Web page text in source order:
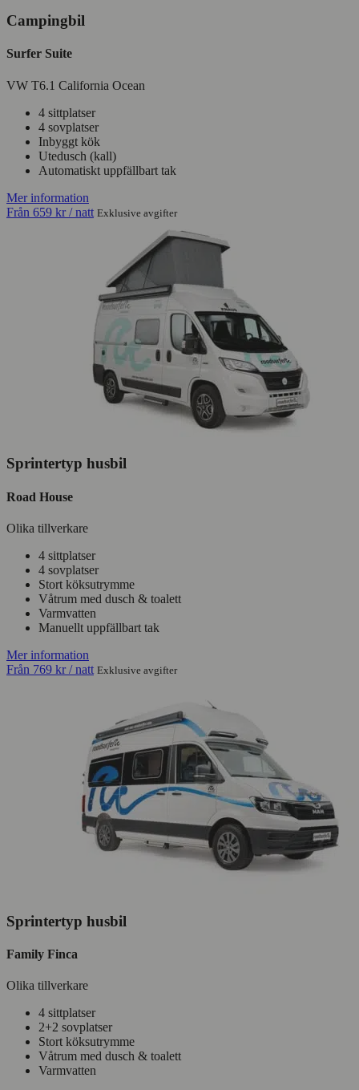
Campingbil
Surfer Suite
VW T6.1 California Ocean
4 sittplatser
4 sovplatser
Inbyggt kök
Utedusch (kall)
Automatiskt uppfällbart tak
Mer information
Från 659 kr / natt Exklusive avgifter
Sprintertyp husbil
Road House
Olika tillverkare
4 sittplatser
4 sovplatser
Stort köksutrymme
Våtrum med dusch & toalett
Varmvatten
Manuellt uppfällbart tak
Mer information
Från 769 kr / natt Exklusive avgifter
Sprintertyp husbil
Family Finca
Olika tillverkare
4 sittplatser
2+2 sovplatser
Stort köksutrymme
Våtrum med dusch & toalett
Varmvatten